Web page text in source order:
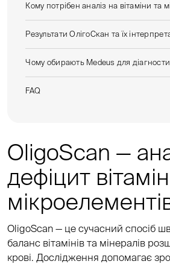
Кому потрібен аналіз на вітаміни та
Результати ОлігоСкан та їх
Чому обирають Medeus для
FAQ
OligoScan —
дефіцит
OligoScan — це сучасний спосіб
баланс вітамінів та мінералів
крові. Дослідження допомагає